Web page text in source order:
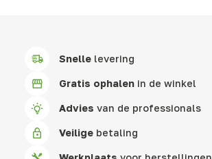
Snelle levering
Gratis ophalen in de winkel
Advies van de professionals
Veilige betaling